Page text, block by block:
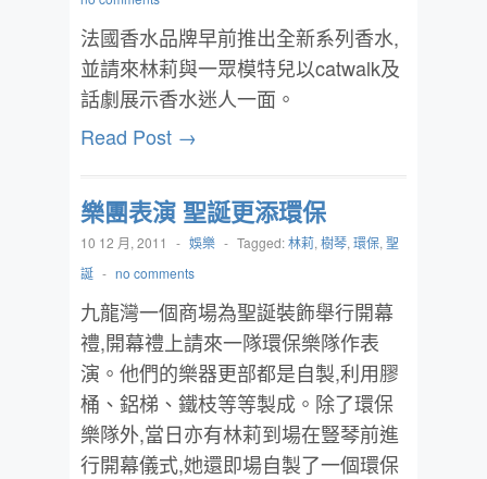
法國香水品牌早前推出全新系列香水,
並請來林莉與一眾模特兒以catwalk及
話劇展示香水迷人一面。
Read Post →
樂團表演 聖誕更添環保
10 12 月, 2011 - 娛樂 - Tagged:林莉, 樹琴, 環保, 聖
誕 - no comments
九龍灣一個商場為聖誕裝飾舉行開幕
禮,開幕禮上請來一隊環保樂隊作表
演。他們的樂器更部都是自製,利用膠
桶、鋁梯、鐵枝等等製成。除了環保
樂隊外,當日亦有林莉到場在豎琴前進
行開幕儀式,她還即場自製了一個環保